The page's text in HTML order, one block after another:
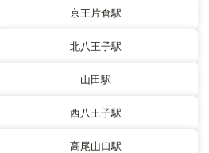
京王片倉駅
北八王子駅
山田駅
西八王子駅
高尾山口駅